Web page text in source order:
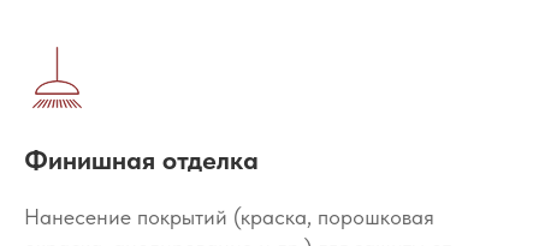
Финишная отделка
Нанесение покрытий (краска, порошковая